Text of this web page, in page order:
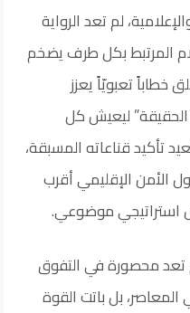
لم تعد الرواية
المرتبط بكل طرف يضخم
خطاباً تعبويّاً يعزز
ليعيش كل
تأكيد قناعاته المسبقة،
الأمن الإقليمي أقرب
استراتيجي موضوعي.
تعد محصورة في التفوق
بل باتت القوة